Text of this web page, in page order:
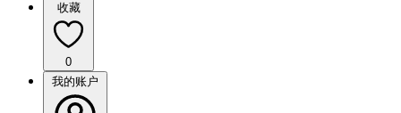
收藏
0
我的账户